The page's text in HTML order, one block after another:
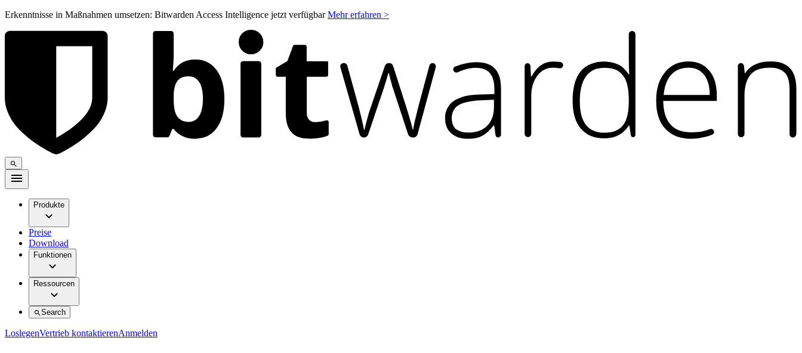
Erkenntnisse in Maßnahmen umsetzen: Bitwarden Access Intelligence jetzt verfügbarMehr erfahren >
Produkte
Preise
Download
Funktionen
Ressourcen
Search
LoslegenVertrieb kontaktierenAnmelden